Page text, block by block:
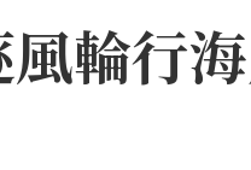
輪行